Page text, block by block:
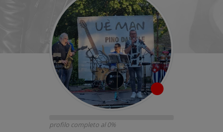
profilo completo al 0%